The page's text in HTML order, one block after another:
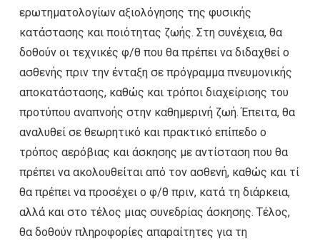
ερωτηματολογίων αξιολόγησης της φυσικής
κατάστασης και ποιότητας ζωής. Στη συνέχεια, θα
δοθούν οι τεχνικές φ/θ που θα πρέπει να διδαχθεί ο
ασθενής πριν την ένταξη σε πρόγραμμα πνευμονικής
αποκατάστασης, καθώς και τρόποι διαχείρισης του
προτύπου αναπνοής στην καθημερινή ζωή. Έπειτα, θα
αναλυθεί σε θεωρητικό και πρακτικό επίπεδο ο
τρόπος αερόβιας και άσκησης με αντίσταση που θα
πρέπει να ακολουθείται από τον ασθενή, καθώς και τί
θα πρέπει να προσέχει ο φ/θ πριν, κατά τη διάρκεια,
αλλά και στο τέλος μιας συνεδρίας άσκησης. Τέλος,
θα δοθούν πληροφορίες απαραίτητες για τη